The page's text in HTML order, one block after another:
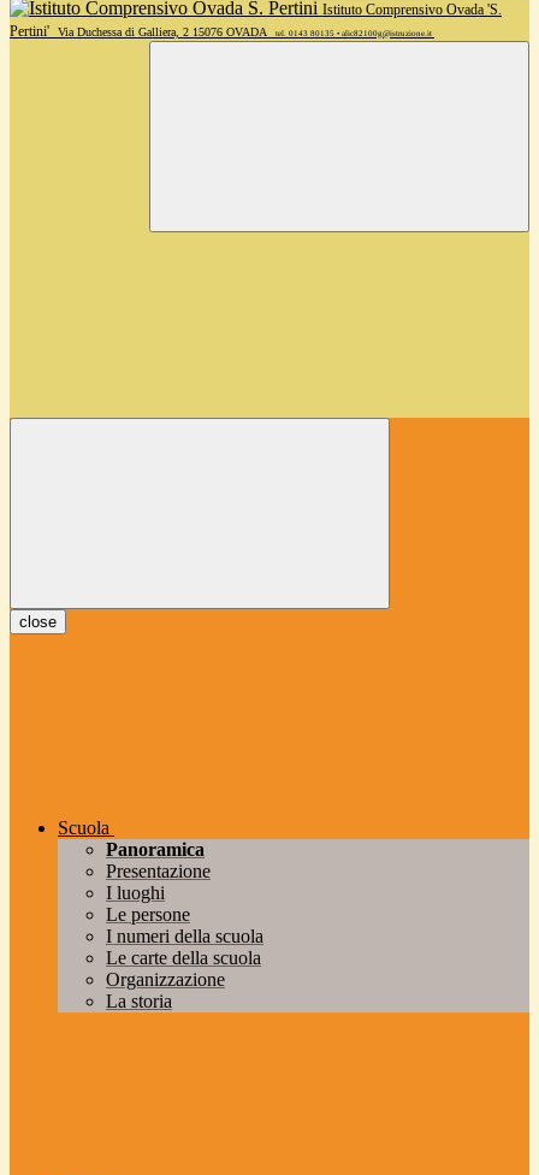
Istituto Comprensivo Ovada 'S.
Pertini'
Via Duchessa di Galliera, 2 15076 OVADA tel. 0143 80135 • alic82100g@istruzione.it
close
Scuola
Panoramica
Presentazione
I luoghi
Le persone
I numeri della scuola
Le carte della scuola
Organizzazione
La storia